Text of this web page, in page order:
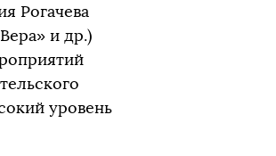
Рогачева
и др.)
уровень